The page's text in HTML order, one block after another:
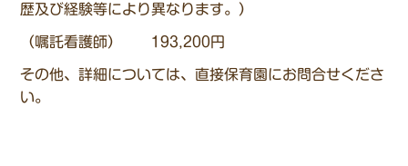
歴及び経験等により異なります。）
（嘱託看護師） 193,200円
その他、詳細については、直接保育園にお問合せくださ
い。